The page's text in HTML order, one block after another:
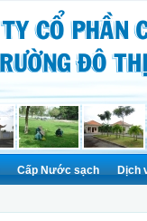
Cấp Nước sạch Dịch